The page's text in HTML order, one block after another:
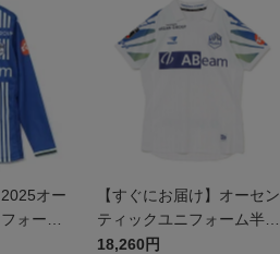
オー
ォーム
【すぐにお届け】オーセン
ティックユニフォーム半袖
（2026百年構想リーグ）F
18,260円